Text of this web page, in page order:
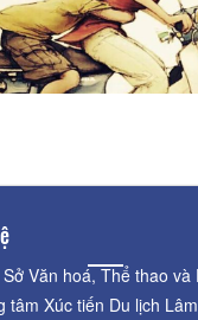
Văn hoá, Thể thao
tâm Xúc tiến Du lịch